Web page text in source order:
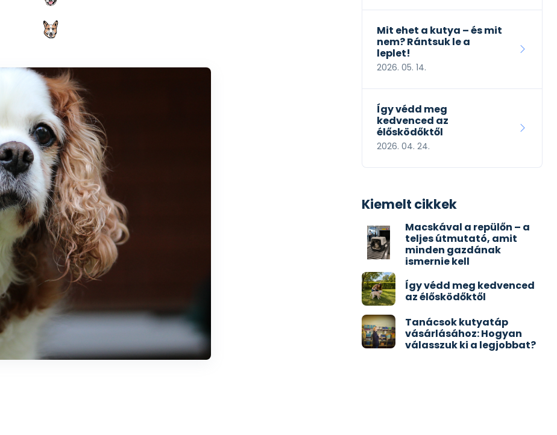
Mit ehet a kutya – és mit
nem? Rántsuk le a
leplet!
2026. 05. 14.
Így védd meg
kedvenced az
élősködőktől
2026. 04. 24.
Kiemelt cikkek
Macskával a repülőn – a
teljes útmutató, amit
minden gazdának
ismernie kell
Így védd meg kedvenced
az élősködőktől
Tanácsok kutyatáp
vásárlásához: Hogyan
válasszuk ki a legjobbat?